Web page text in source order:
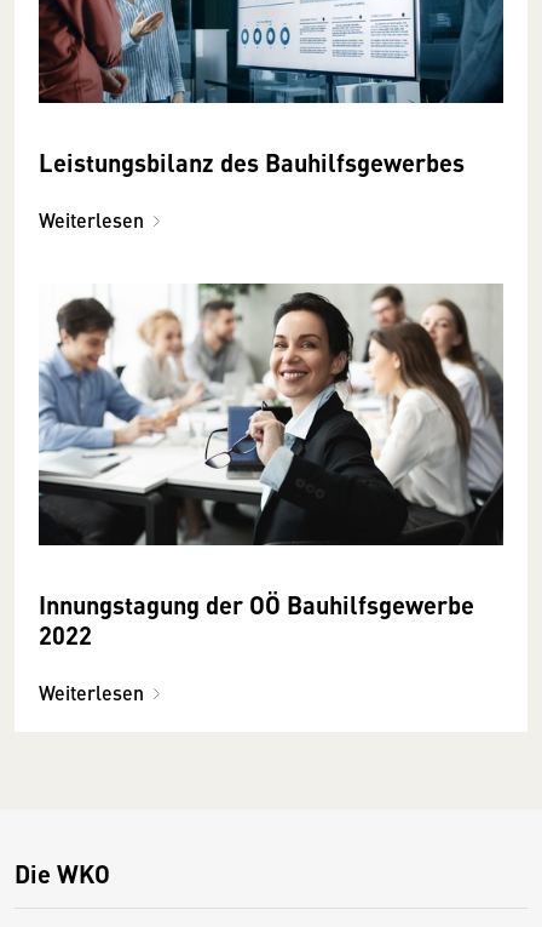
Leistungsbilanz des Bauhilfsgewerbes
Weiterlesen
Innungstagung der OÖ Bauhilfsgewerbe
2022
Weiterlesen
Die WKO